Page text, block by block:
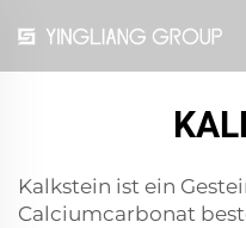
Kalkstein ist ein
Calciumcarbonat